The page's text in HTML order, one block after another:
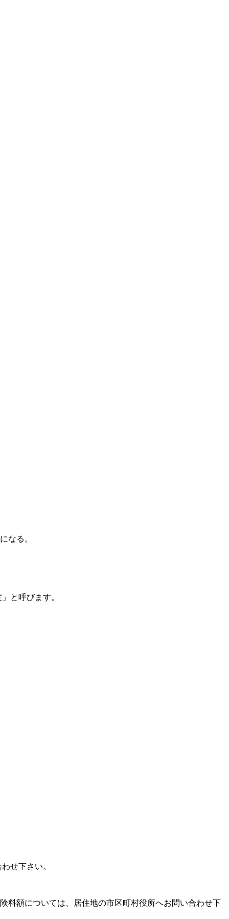
なる。
と呼びます。
せ下さい。
料額については、居住地の市区町村役所へお問い合わせ下